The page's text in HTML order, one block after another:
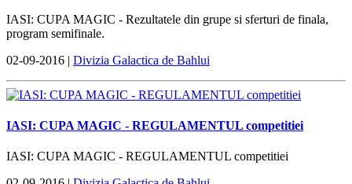
IASI: CUPA MAGIC - Rezultatele din grupe si sferturi de finala,
program semifinale.
02-09-2016 | Divizia Galactica de Bahlui
IASI: CUPA MAGIC - REGULAMENTUL competitiei
IASI: CUPA MAGIC - REGULAMENTUL competitiei